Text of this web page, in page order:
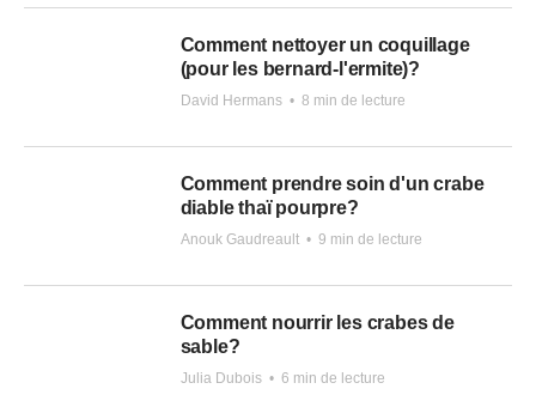
Comment nettoyer un coquillage
(pour les bernard-l'ermite)?
David Hermans • 8 min de lecture
Comment prendre soin d'un crabe
diable thaï pourpre?
Anouk Gaudreault • 9 min de lecture
Comment nourrir les crabes de
sable?
Julia Dubois • 6 min de lecture